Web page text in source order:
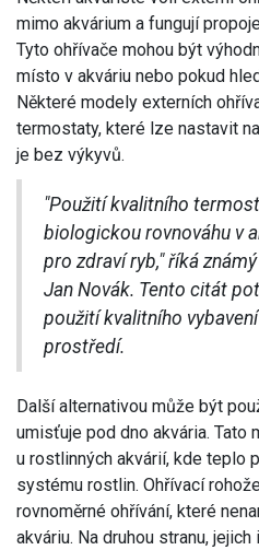
mimo akvárium a fungují
Tyto ohřívače mohou být
místo v akváriu nebo pokud
Některé modely externích
termostaty, které lze nastavit
je bez výkyvů.
"Použití kvalitního
biologickou rovnováhu v
pro zdraví ryb," říká
Jan Novák. Tento citát
použití kvalitního
prostředí.
Další alternativou může být
umisťuje pod dno akvária. Tato
u rostlinných akvárií, kde teplo
systému rostlin. Ohřívací
rovnoměrné ohřívání, které
akváriu. Na druhou stranu,